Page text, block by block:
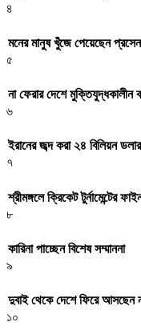
৪
মনের মানুষ খুঁজে পেয়েছেন
৫
না ফেরার দেশে মুক্তিযুদ্ধকালীন
৬
ইরানের জব্দ করা ২৪ বিলিয়ন
৭
শ্রীমঙ্গলে ক্রিকেট টুর্নামেন্টের
৮
কারিনা পাচ্ছেন বিশেষ সম্মাননা
৯
দুবাই থেকে দেশে ফিরে আসছেন
১০